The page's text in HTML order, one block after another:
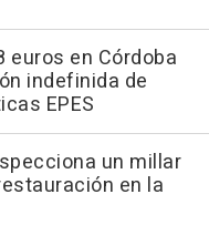
euros en Córdoba
indefinida de
EPES
un millar
en la